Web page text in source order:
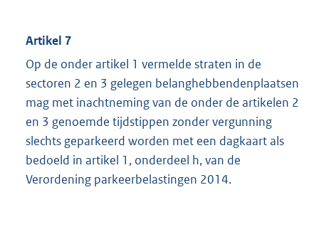
Artikel 7
Op de onder artikel 1 vermelde straten in de
sectoren 2 en 3 gelegen belanghebbendenplaatsen
mag met inachtneming van de onder de artikelen 2
en 3 genoemde tijdstippen zonder vergunning
slechts geparkeerd worden met een dagkaart als
bedoeld in artikel 1, onderdeel h, van de
Verordening parkeerbelastingen 2014.